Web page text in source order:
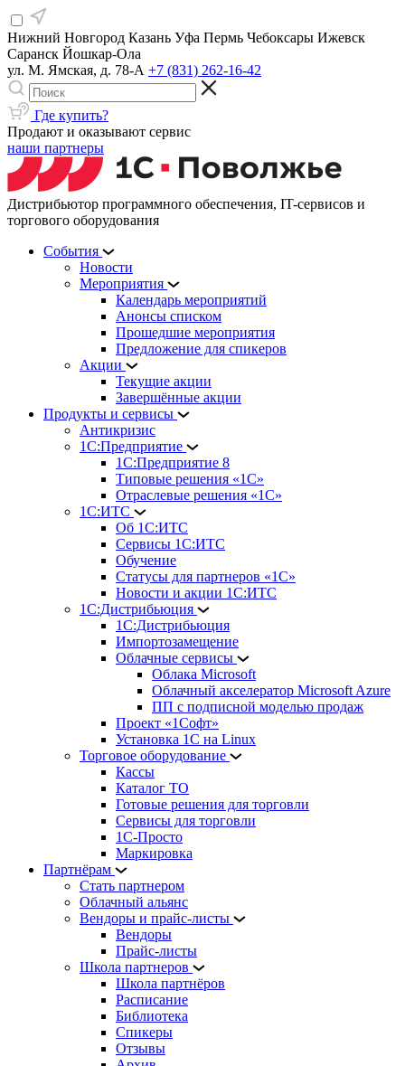
Нижний Новгород Казань Уфа Пермь Чебоксары Ижевск
Саранск Йошкар-Ола
ул. М. Ямская, д. 78-А +7 (831) 262-16-42
Где купить?
Продают и оказывают сервис
наши партнеры
Дистрибьютор программного обеспечения, IT-сервисов и
торгового оборудования
События
Новости
Мероприятия
Календарь мероприятий
Анонсы списком
Прошедшие мероприятия
Предложение для спикеров
Акции
Текущие акции
Завершённые акции
Продукты и сервисы
Антикризис
1С:Предприятие
1С:Предприятие 8
Типовые решения «1С»
Отраслевые решения «1С»
1С:ИТС
Об 1С:ИТС
Сервисы 1С:ИТС
Обучение
Статусы для партнеров «1С»
Новости и акции 1С:ИТС
1С:Дистрибьюция
1С:Дистрибьюция
Импортозамещение
Облачные сервисы
Облака Microsoft
Облачный акселератор Microsoft Azure
ПП с подписной моделью продаж
Проект «1Софт»
Установка 1С на Linux
Торговое оборудование
Кассы
Каталог ТО
Готовые решения для торговли
Сервисы для торговли
1С-Просто
Маркировка
Партнёрам
Стать партнером
Облачный альянс
Вендоры и прайс-листы
Вендоры
Прайс-листы
Школа партнеров
Школа партнёров
Расписание
Библиотека
Спикеры
Отзывы